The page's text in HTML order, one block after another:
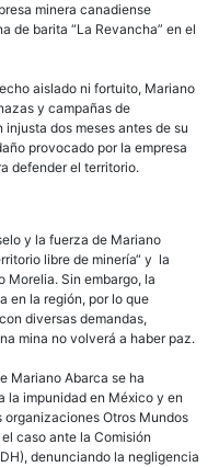
minera canadiense
de barita “La Revancha” en el
aislado ni fortuito, Mariano
y campañas de
dos meses antes de su
provocado por la empresa
defender el territorio.
y la fuerza de Mariano
libre de minería“ y la
Morelia. Sin embargo, la
en la región, por lo que
diversas demandas,
mina no volverá a haber paz.
Mariano Abarca se ha
la impunidad en México y en
organizaciones Otros Mundos
caso ante la Comisión
denunciando la negligencia